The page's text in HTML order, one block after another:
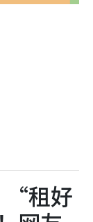
“租好